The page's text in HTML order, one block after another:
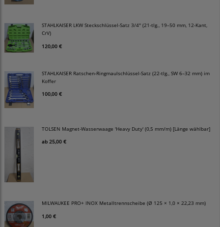
STAHLKAISER LKW Steckschlüssel-Satz 3/4" (21-tlg., 19–50 mm, 12-Kant,
CrV)
120,00 €
STAHLKAISER Ratschen-Ringmaulschlüssel-Satz (22-tlg., SW 6–32 mm) im
Koffer
100,00 €
TOLSEN Magnet-Wasserwaage 'Heavy Duty' (0,5 mm/m) [Länge wählbar]
ab 25,00 €
MILWAUKEE PRO+ INOX Metalltrennscheibe (Ø 125 × 1,0 × 22,23 mm)
1,00 €